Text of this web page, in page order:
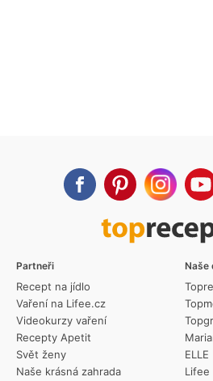
Partneři
Recept na jídlo
Vaření na Lifee.cz
Videokurzy vaření
Recepty Apetit
Svět ženy
Naše krásná zahrada
Naše
ELLE
Lifee